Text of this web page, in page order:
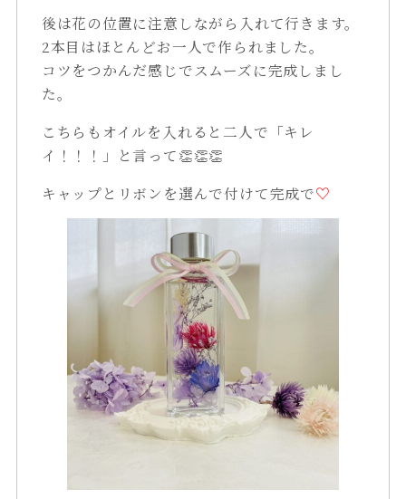
後は花の位置に注意しながら入れて行きます。
2本目はほとんどお一人で作られました。
コツをつかんだ感じでスムーズに完成しまし
た。
こちらもオイルを入れると二人で「キレ
イ！！！」と言って👏👏👏
キャップとリボンを選んで付けて完成で♡